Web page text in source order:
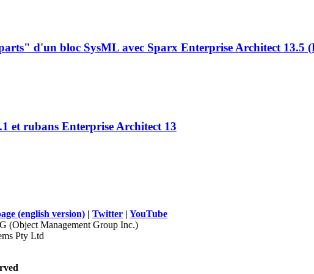
d'un bloc SysML avec Sparx Enterprise Architect 13.5
et rubans Enterprise Architect 13
(english version) | Twitter | YouTube
(Object Management Group Inc.)
Pty Ltd